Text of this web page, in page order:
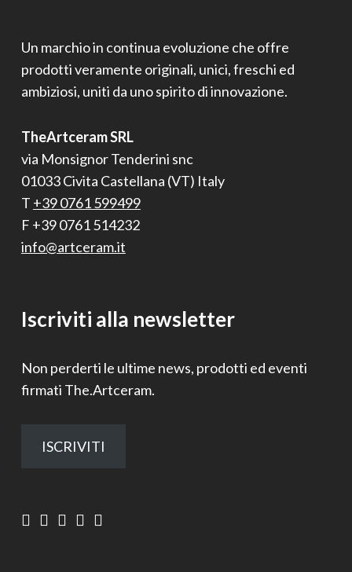
Un marchio in continua evoluzione che offre
prodotti veramente originali, unici, freschi ed
ambiziosi, uniti da uno spirito di innovazione.
TheArtceram SRL
via Monsignor Tenderini snc
01033 Civita Castellana (VT) Italy
T +39 0761 599499
F +39 0761 514232
info@artceram.it
Iscriviti alla newsletter
Non perderti le ultime news, prodotti ed eventi
firmati The.Artceram.
ISCRIVITI